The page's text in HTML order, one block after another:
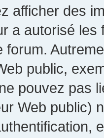
afficher des
a autorisé
forum.
public,
pouvez pas
Web public)